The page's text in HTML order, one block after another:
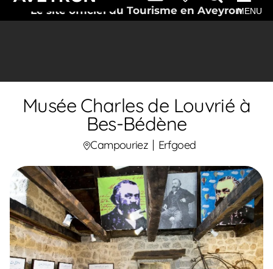
Le site officiel du Tourisme en AveyronMENU
Musée Charles de Louvrié à
Bes-Bédène
Campouriez Erfgoed